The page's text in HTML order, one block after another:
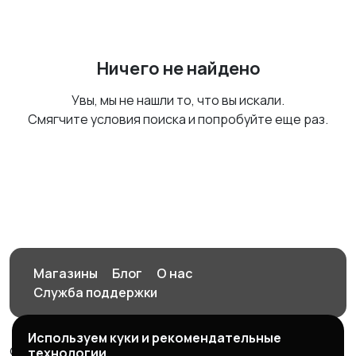
Ничего не найдено
Увы, мы не нашли то, что вы искали.
Смягчите условия поиска и попробуйте еще раз.
Магазины Блог
О нас
Служба поддержки
© 2026 Орен-АЙ - Авто | Недвижимость | Работа |
Используем куки и рекомендательные